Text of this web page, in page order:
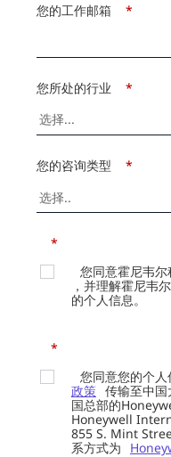
*
您的工作邮箱
*
您所处的行业
*
您的咨询类型
*
您同意霍尼韦尔
，并理解霍尼韦
的个人信息。
*
您同意您的个
政策 传输至中
国总部的
Honeywell
855 S. Mint
系方式为